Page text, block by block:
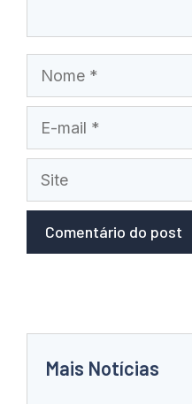
Nome
mail
Site
Mais Notícias